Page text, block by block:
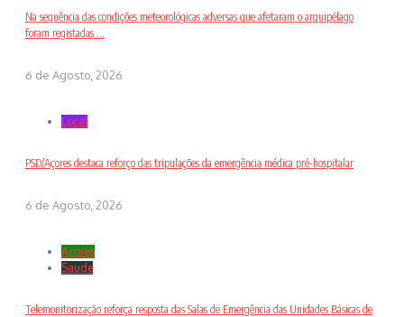
Na sequência das condições meteorológicas adversas que afetaram o arquipélago
foram registadas ...
6 de Agosto, 2026
Local
PSD/Açores destaca reforço das tripulações da emergência médica pré-hospitalar
6 de Agosto, 2026
Açores
Saude
Telemonitorização reforça resposta das Salas de Emergência das Unidades Básicas de